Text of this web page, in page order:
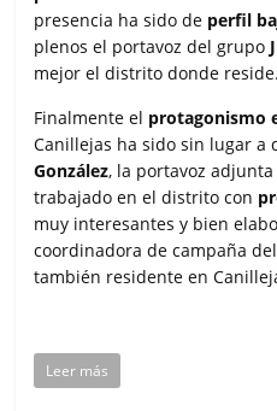
presencia ha sido de perfil
plenos el portavoz del grupo
mejor el distrito donde reside.
Finalmente el protagonismo
Canillejas ha sido sin lugar a
González, la portavoz
trabajado en el distrito con
muy interesantes y bien
coordinadora de campaña
también residente en
Leer más